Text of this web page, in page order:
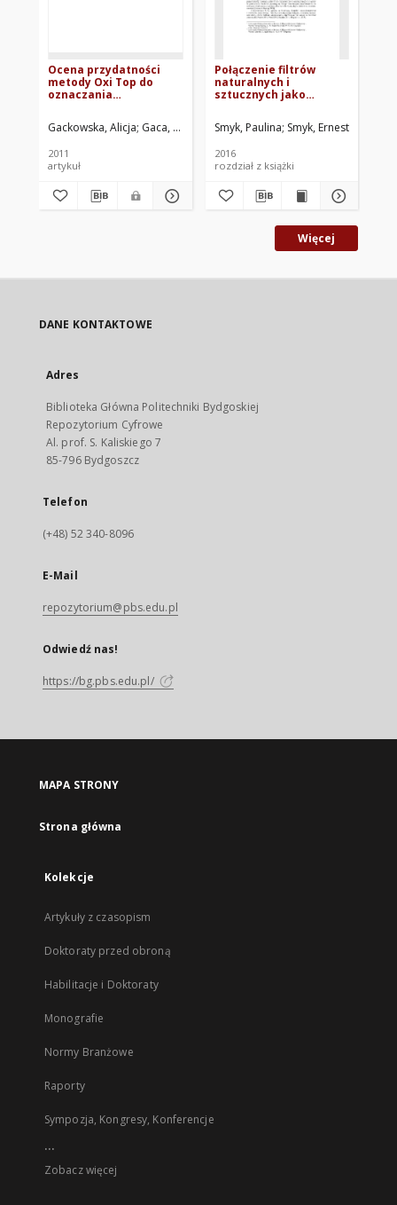
Ocena przydatności
metody Oxi Top do
oznaczania
zapotrzebowania na
tlen (BZT) w próbkach
Gackowska, Alicja Gaca, Jerzy Korcz, D. Mordel, A.
2011
artykuł
Połączenie filtrów
naturalnych i
sztucznych jako
ochrony
przeciwsłonecznej w
kosmetycznych
Smyk, Paulina Smyk, Ernest
2016
rozdział z książki
Więcej
DANE KONTAKTOWE
Adres
Biblioteka Główna Politechniki Bydgoskiej
Repozytorium Cyfrowe
Al. prof. S. Kaliskiego 7
85-796 Bydgoszcz
Telefon
(+48) 52 340-8096
E-Mail
repozytorium@pbs.edu.pl
Odwiedź nas!
https://bg.pbs.edu.pl/
MAPA STRONY
Strona główna
Kolekcje
Artykuły z czasopism
Doktoraty przed obroną
Habilitacje i Doktoraty
Monografie
Normy Branżowe
Raporty
Sympozja, Kongresy, Konferencje
...
Zobacz więcej